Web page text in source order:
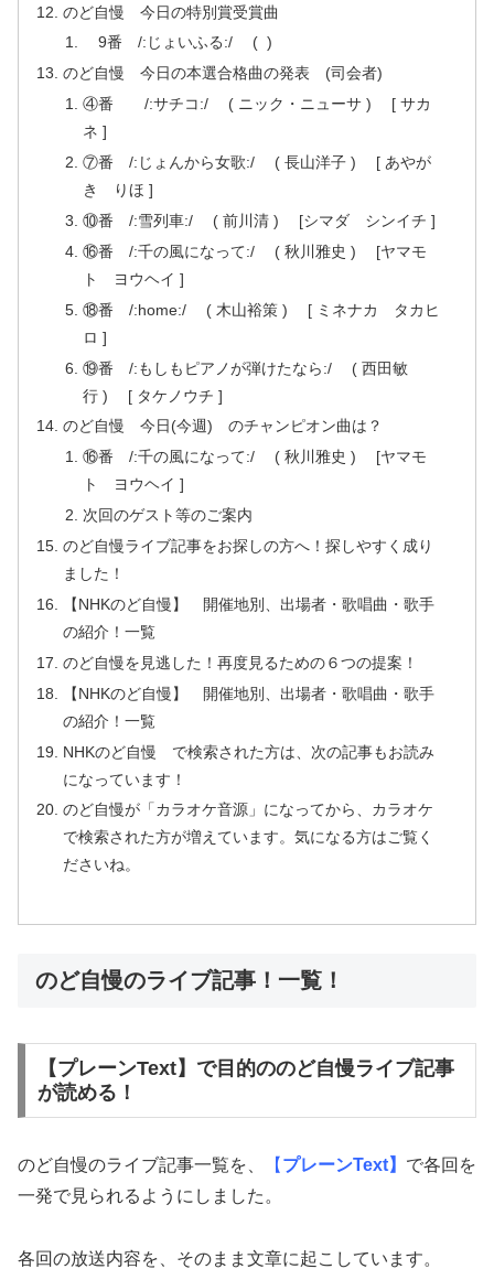
のど自慢 今日の特別賞受賞曲
9番 /:じょいふる:/ ( )
のど自慢 今日の本選合格曲の発表 (司会者)
④番 /:サチコ:/ ( ニック・ニューサ ) [ サカ
ネ ]
⑦番 /:じょんから女歌:/ ( 長山洋子 ) [ あやが
き りほ ]
⑩番 /:雪列車:/ ( 前川清 ) [シマダ シンイチ ]
⑯番 /:千の風になって:/ ( 秋川雅史 ) [ヤマモ
ト ヨウヘイ ]
⑱番 /:home:/ ( 木山裕策 ) [ ミネナカ タカヒ
ロ ]
⑲番 /:もしもピアノが弾けたなら:/ ( 西田敏
行 ) [ タケノウチ ]
のど自慢 今日(今週) のチャンピオン曲は？
⑯番 /:千の風になって:/ ( 秋川雅史 ) [ヤマモ
ト ヨウヘイ ]
次回のゲスト等のご案内
のど自慢ライブ記事をお探しの方へ！探しやすく成り
ました！
【NHKのど自慢】 開催地別、出場者・歌唱曲・歌手
の紹介！一覧
のど自慢を見逃した！再度見るための６つの提案！
【NHKのど自慢】 開催地別、出場者・歌唱曲・歌手
の紹介！一覧
NHKのど自慢 で検索された方は、次の記事もお読み
になっています！
のど自慢が「カラオケ音源」になってから、カラオケ
で検索された方が増えています。気になる方はご覧く
ださいね。
のど自慢のライブ記事！一覧！
【プレーンText】で目的ののど自慢ライブ記事
が読める！
のど自慢のライブ記事一覧を、 【 プレーンText】 で各回を
一発で見られるようにしました。
各回の放送内容を、そのまま文章に起こしています。